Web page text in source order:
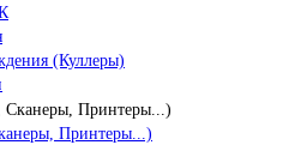
(Куллеры)
Принтеры...)